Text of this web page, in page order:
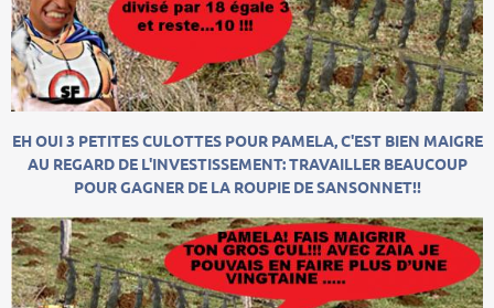
EH OUI 3 PETITES CULOTTES POUR PAMELA, C'EST BIEN MAIGRE
AU REGARD DE L'INVESTISSEMENT: TRAVAILLER BEAUCOUP
POUR GAGNER DE LA ROUPIE DE SANSONNET!!